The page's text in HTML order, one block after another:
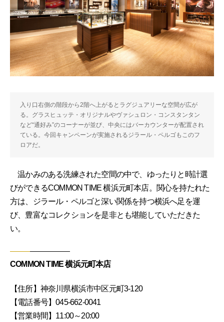
入り口右側の階段から2階へ上がるとラグジュアリーな空間が広が
る。グラスヒュッテ・オリジナルやヴァシュロン・コンスタンタン
など“通好み”のコーナーが並び、中央にはバーカウンターが配置され
ている。今回キャンペーンが実施されるジラール・ペルゴもこのフ
ロアだ。
温かみのある洗練された空間の中で、ゆったりと時計選
びができるCOMMON TIME 横浜元町本店。関心を持たれた
方は、ジラール・ペルゴと深い関係を持つ横浜へ足を運
び、豊富なコレクションを是非とも堪能していただきた
い。
COMMON TIME 横浜元町本店
【住所】神奈川県横浜市中区元町3-120
【電話番号】045-662-0041
【営業時間】11:00～20:00